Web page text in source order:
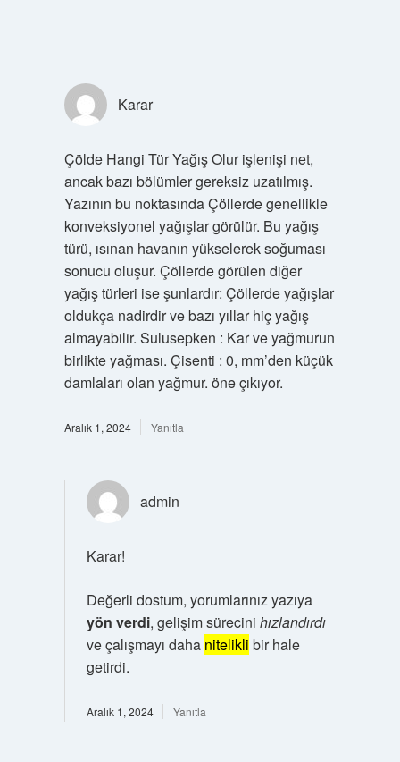
Karar
Çölde Hangi Tür Yağış Olur işlenişi net,
ancak bazı bölümler gereksiz uzatılmış.
Yazının bu noktasında Çöllerde genellikle
konveksiyonel yağışlar görülür. Bu yağış
türü, ısınan havanın yükselerek soğuması
sonucu oluşur. Çöllerde görülen diğer
yağış türleri ise şunlardır: Çöllerde yağışlar
oldukça nadirdir ve bazı yıllar hiç yağış
almayabilir. Sulusepken : Kar ve yağmurun
birlikte yağması. Çisenti : 0, mm’den küçük
damlaları olan yağmur. öne çıkıyor.
Aralık 1, 2024 Yanıtla
admin
Karar!
Değerli dostum, yorumlarınız yazıya
yön verdi, gelişim sürecini hızlandırdı
ve çalışmayı daha nitelikli bir hale
getirdi.
Aralık 1, 2024 Yanıtla